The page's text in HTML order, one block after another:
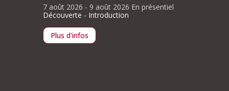
7 août 2026 - 9 août 2026 En présentiel
Découverte - Introduction
Plus d'infos